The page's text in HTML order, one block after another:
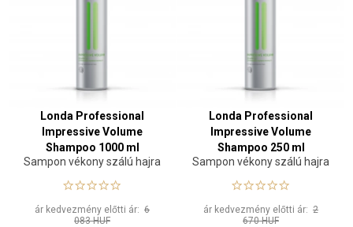
Londa Professional
Impressive Volume
Shampoo 1000 ml
Sampon vékony szálú hajra
ár kedvezmény előtti ár: 6
083 HUF
Londa Professional
Impressive Volume
Shampoo 250 ml
Sampon vékony szálú hajra
ár kedvezmény előtti ár: 2
670 HUF